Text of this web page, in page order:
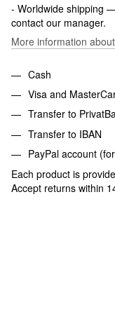
- Worldwide shipping
contact our manager.
More information
Cash
Visa and
Transfer to
Transfer to IBAN
PayPal account
Each product is
Accept returns within